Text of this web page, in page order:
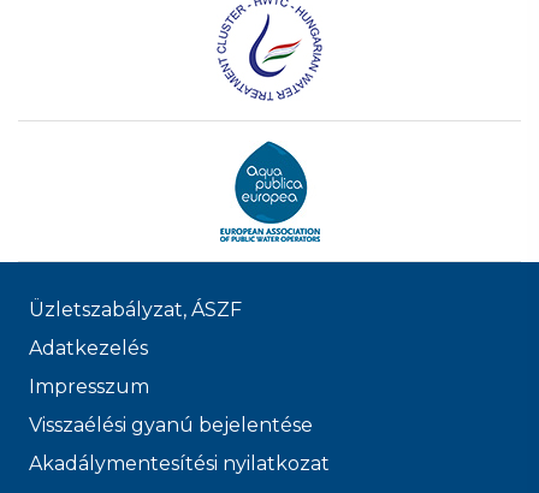
Üzletszabályzat, ÁSZF
Adatkezelés
Impresszum
Visszaélési gyanú bejelentése
Akadálymentesítési nyilatkozat